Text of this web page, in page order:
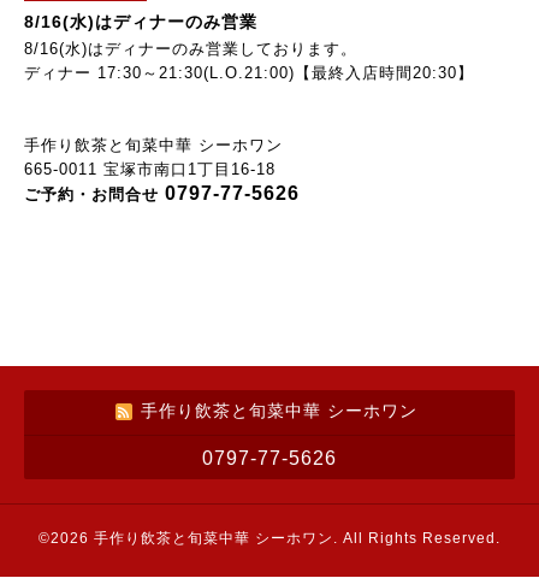
8/16(水)はディナーのみ営業
8/16(水)はディナーのみ営業 しております。
ディナー 17:30～21:30(L.O.21:00)【最終入店時間20:30】
手作り飲茶と旬菜中華 シーホワン
665-0011 宝塚市南口1丁目16-18
ご予約・お問合せ 0797-77-5626
手作り飲茶と旬菜中華 シーホワン
0797-77-5626
©2026 手作り飲茶と旬菜中華 シーホワン . All Rights Reserved.